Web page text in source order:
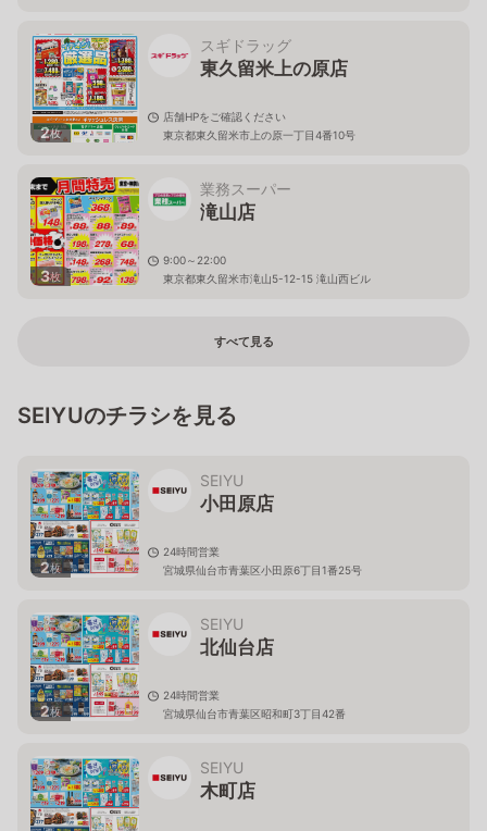
2枚
スギドラッグ
東久留米上の原店
店舗HPをご確認ください
東京都東久留米市上の原一丁目4番10号
3枚
業務スーパー
滝山店
9:00～22:00
東京都東久留米市滝山5-12-15 滝山西ビル
すべて見る
SEIYUのチラシを見る
2枚
SEIYU
小田原店
24時間営業
宮城県仙台市青葉区小田原6丁目1番25号
2枚
SEIYU
北仙台店
24時間営業
宮城県仙台市青葉区昭和町3丁目42番
SEIYU
木町店